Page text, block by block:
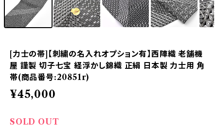
[力士の帯]【刺繍の名入れオプション有】西陣織 老舗機
屋 謹製 切子七宝 経浮かし錦織 正絹 日本製 力士用 角
帯(商品番号:20851r)
¥45,000
SOLD OUT